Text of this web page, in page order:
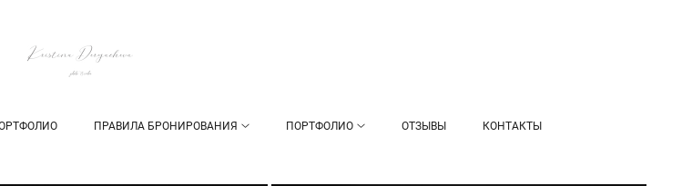
ПРАВИЛА БРОНИРОВАНИЯ ПОРТФОЛИО ОТЗЫВЫ КОНТАКТЫ